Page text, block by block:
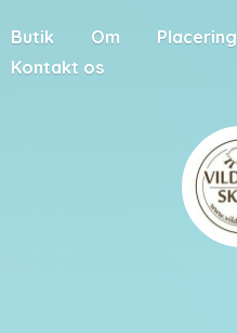
Butik Om
Placering
Kontakt os